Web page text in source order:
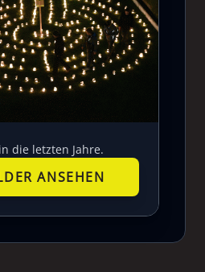
die letzten Jahre.
ANSEHEN